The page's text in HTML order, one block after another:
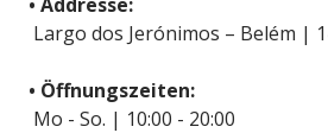
Largo dos Jerónimos – Belém |
• Öffnungszeiten:
Mo - So. | 10:00 - 20:00